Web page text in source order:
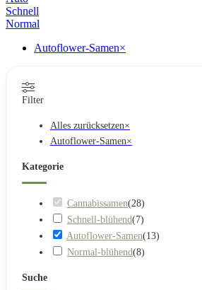
Schnell
Normal
Autoflower-Samen×
Filter
Alles zurücksetzen×
Autoflower-Samen×
Kategorie
Cannabissamen(28)
Schnell-blühend(7)
Autoflower-Samen(13)
Normal-blühend(8)
Suche